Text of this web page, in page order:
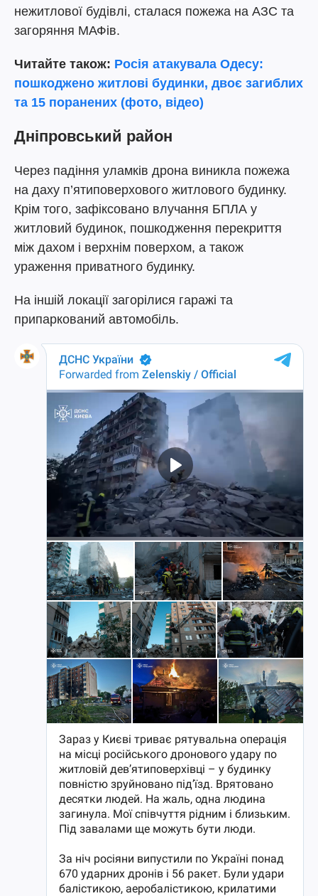
нежитлової будівлі, сталася пожежа на АЗС та
загоряння МАФів.
Читайте також: Росія атакувала Одесу:
пошкоджено житлові будинки, двоє загиблих
та 15 поранених (фото, відео)
Дніпровський район
Через падіння уламків дрона виникла пожежа
на даху п’ятиповерхового житлового будинку.
Крім того, зафіксовано влучання БПЛА у
житловий будинок, пошкодження перекриття
між дахом і верхнім поверхом, а також
ураження приватного будинку.
На іншій локації загорілися гаражі та
припаркований автомобіль.